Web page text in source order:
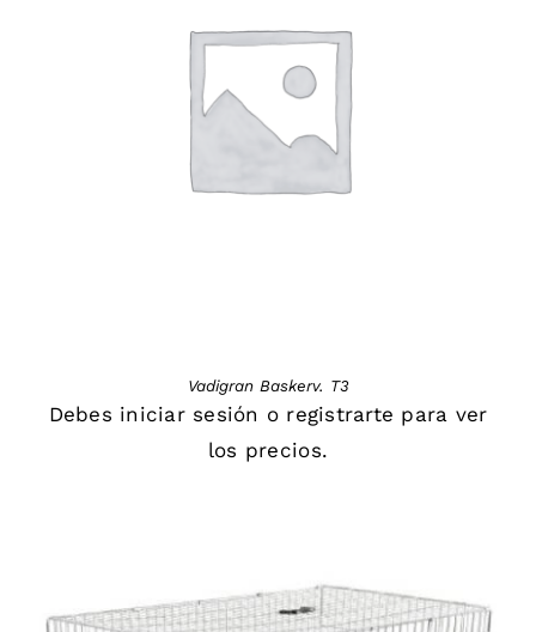
DETAILS
Vadigran Baskerv. T3
Debes iniciar sesión o registrarte para ver
los precios.